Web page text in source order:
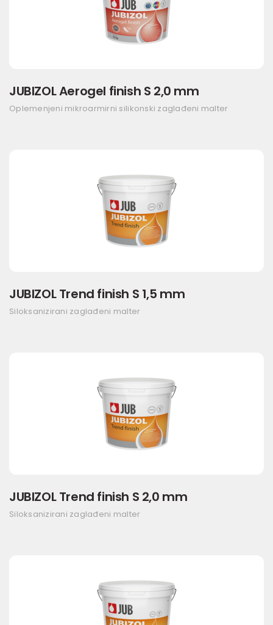
JUBIZOL Aerogel finish S 2,0 mm
Oplemenjeni mikroarmirni silikonski zaglađeni malter
JUBIZOL Trend finish S 1,5 mm
Siloksanizirani zaglađeni malter
JUBIZOL Trend finish S 2,0 mm
Siloksanizirani zaglađeni malter